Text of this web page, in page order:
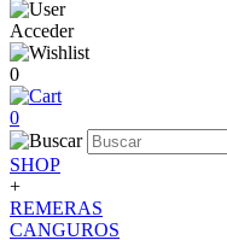
Acceder
0
0
SHOP
+
REMERAS
CANGUROS